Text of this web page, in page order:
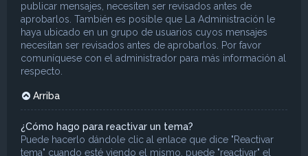
publicar mensajes, necesiten ser revisados antes de
aprobarlos. También es posible que La Administración le
haya ubicado en un grupo de usuarios cuyos mensajes
necesitan ser revisados antes de aprobarlos. Por favor
comuníquese con el administrador para más información al
respecto.
Arriba
¿Cómo hago para reactivar un tema?
Puede hacerlo dándole clic al enlace que dice "Reactivar
tema" cuando esté viendo el mismo, puede "reactivar" el